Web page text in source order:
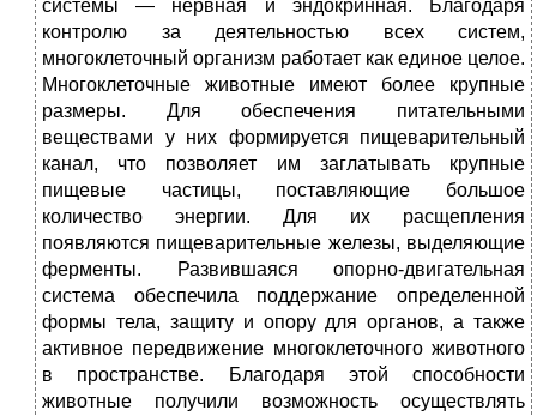
системы — нервная и эндокринная. Благодаря
контролю за деятельностью всех систем,
многоклеточный организм работает как единое целое.
Многоклеточные животные имеют более крупные
размеры. Для обеспечения питательными
веществами у них формируется пищеварительный
канал, что позволяет им заглатывать крупные
пищевые частицы, поставляющие большое
количество энергии. Для их расщепления
появляются пищеварительные железы, выделяющие
ферменты. Развившаяся опорно-двигательная
система обеспечила поддержание определенной
формы тела, защиту и опору для органов, а также
активное передвижение многоклеточного животного
в пространстве. Благодаря этой способности
животные получили возможность осуществлять